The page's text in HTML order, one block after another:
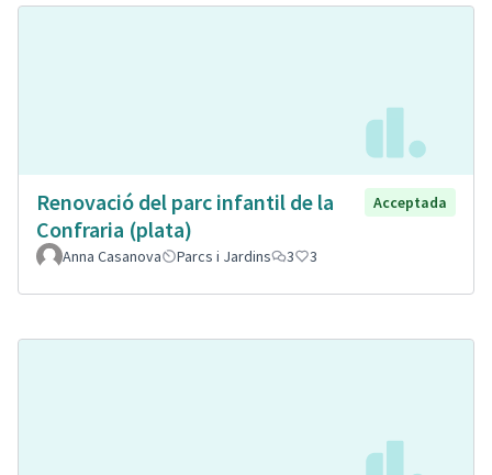
Renovació del parc infantil de la
Confraria (plata)
Acceptada
Anna Casanova Parcs i Jardins 3 3